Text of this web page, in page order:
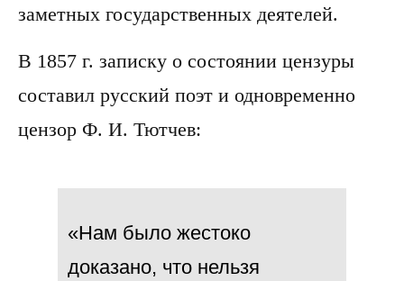
заметных государственных деятелей.
В 1857 г. записку о состоянии цензуры
составил русский поэт и одновременно
цензор Ф. И. Тютчев:
«Нам было жестоко
доказано, что нельзя